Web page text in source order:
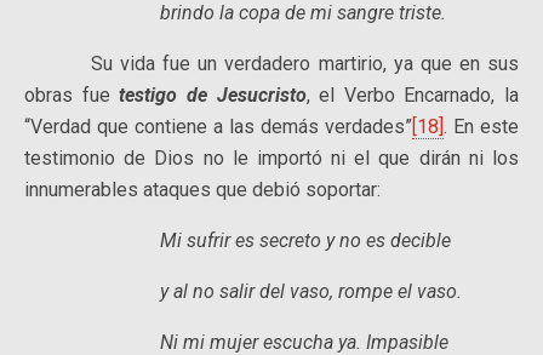
brindo la copa de mi sangre triste.
Su vida fue un verdadero martirio, ya que en sus
obras fuetestigo de Jesucristo, el Verbo Encarnado, la
“Verdad que contiene a las demás verdades”[18]. En este
testimonio de Dios no le importó ni el que dirán ni los
innumerables ataques que debió soportar:
Mi sufrir es secreto y no es decible
y al no salir del vaso, rompe el vaso.
Ni mi mujer escucha ya. Impasible